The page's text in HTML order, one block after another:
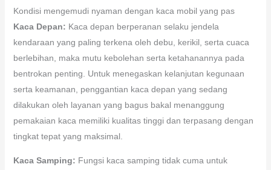
Kondisi mengemudi nyaman dengan kaca mobil yang pas
Kaca Depan: Kaca depan berperanan selaku jendela
kendaraan yang paling terkena oleh debu, kerikil, serta cuaca
berlebihan, maka mutu kebolehan serta ketahanannya pada
bentrokan penting. Untuk menegaskan kelanjutan kegunaan
serta keamanan, penggantian kaca depan yang sedang
dilakukan oleh layanan yang bagus bakal menanggung
pemakaian kaca memiliki kualitas tinggi dan terpasang dengan
tingkat tepat yang maksimal.
Kaca Samping: Fungsi kaca samping tidak cuma untuk